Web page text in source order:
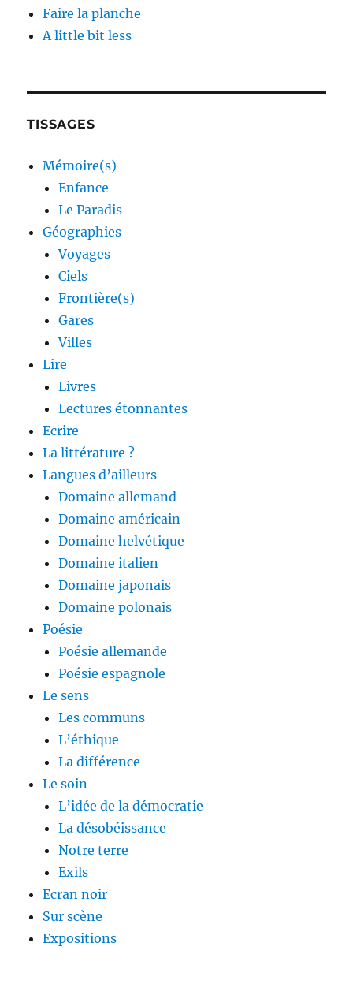
Faire la planche
A little bit less
TISSAGES
Mémoire(s)
Enfance
Le Paradis
Géographies
Voyages
Ciels
Frontière(s)
Gares
Villes
Lire
Livres
Lectures étonnantes
Ecrire
La littérature ?
Langues d’ailleurs
Domaine allemand
Domaine américain
Domaine helvétique
Domaine italien
Domaine japonais
Domaine polonais
Poésie
Poésie allemande
Poésie espagnole
Le sens
Les communs
L’éthique
La différence
Le soin
L’idée de la démocratie
La désobéissance
Notre terre
Exils
Ecran noir
Sur scène
Expositions